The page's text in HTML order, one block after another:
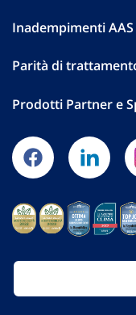
Inadempimenti AAS
Parità di
Prodotti Partner e